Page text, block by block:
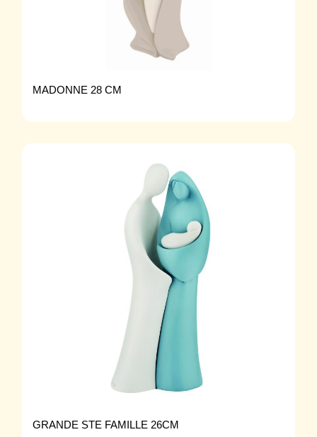
MADONNE 28 CM
GRANDE STE FAMILLE 26CM